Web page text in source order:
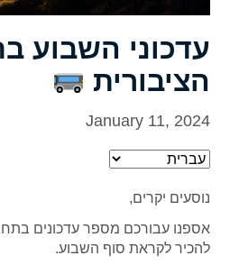
עדכוני השבוע
הציבורית
January 11, 2024
נוסעים יקרים,
אספנו עבורכם מספר עדכונים
להכיר לקראת סוף השבוע.